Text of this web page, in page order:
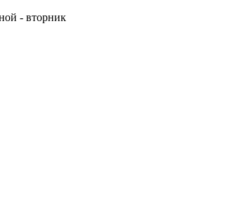
- вторник